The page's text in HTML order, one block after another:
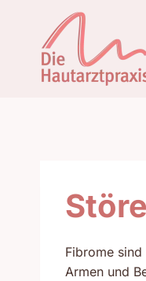
springen
Fibrome
Armen und